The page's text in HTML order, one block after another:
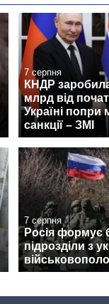
7 серпня
КНДР
млрд від
Україні попри
санкції – ЗМІ
7 серпня
Росія формує
підрозділи з